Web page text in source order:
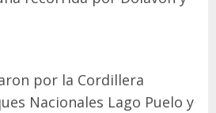
por la Cordillera
Nacionales Lago Puelo y